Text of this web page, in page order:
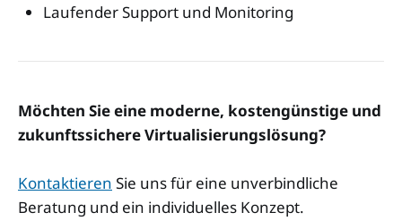
Laufender Support und Monitoring
Möchten Sie eine moderne, kostengünstige und
zukunftssichere Virtualisierungslösung?
Kontaktieren Sie uns für eine unverbindliche
Beratung und ein individuelles Konzept.